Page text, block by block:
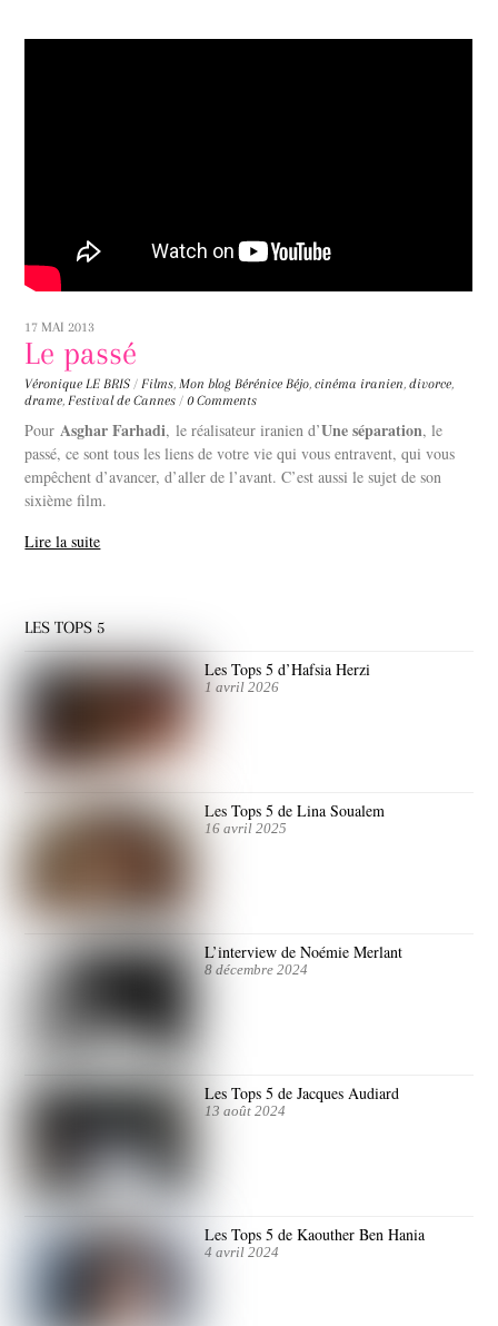
17 MAI 2013
Le passé
Véronique LE BRIS / Films, Mon blog Bérénice Béjo,cinéma iranien,divorce,
drame, Festival de Cannes / 0 Comments
Pour Asghar Farhadi, le réalisateur iranien d’Une séparation, le
passé, ce sont tous les liens de votre vie qui vous entravent, qui vous
empêchent d’avancer, d’aller de l’avant. C’est aussi le sujet de son
sixième film.
Lire la suite
LES TOPS 5
Les Tops 5 d’Hafsia Herzi
1 avril 2026
Les Tops 5 de Lina Soualem
16 avril 2025
L’interview de Noémie Merlant
8 décembre 2024
Les Tops 5 de Jacques Audiard
13 août 2024
Les Tops 5 de Kaouther Ben Hania
4 avril 2024